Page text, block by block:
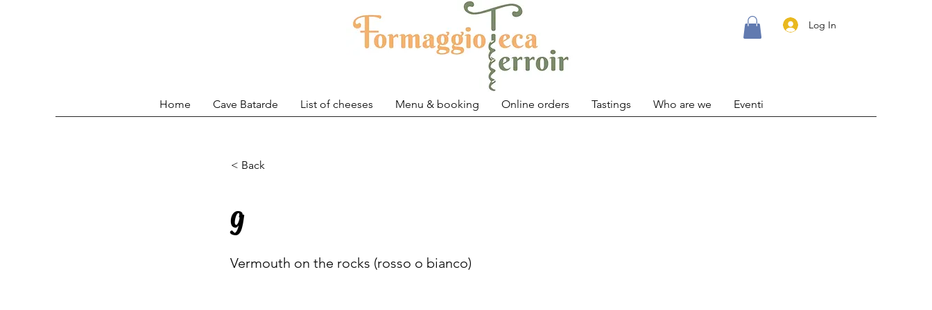
Log In
Home Cave Batarde List of cheeses Menu & booking Online orders Tastings Who are we Eventi
< Back
g
Vermouth on the rocks (rosso o bianco)